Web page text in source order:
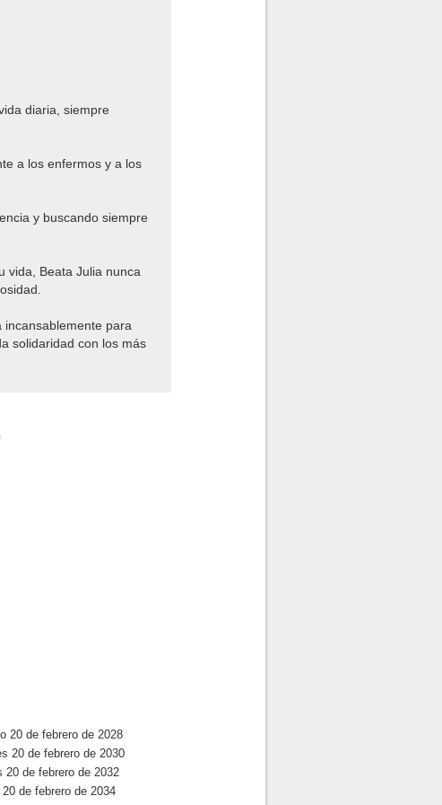
diaria, siempre
a los enfermos y a los
y buscando siempre
vida, Beata Julia nunca
incansablemente para
solidaridad con los más
20 de febrero de 2028
20 de febrero de 2030
20 de febrero de 2032
20 de febrero de 2034